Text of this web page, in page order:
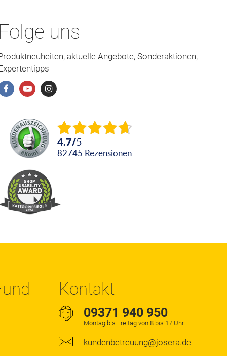
uns
aktuelle Angebote, Sonderaktionen,
4.7/5
82745 Rezensionen
Kontakt
09371 940 950
Montag bis Freitag von 8 bis 17 Uhr
kundenbetreuung@josera.de